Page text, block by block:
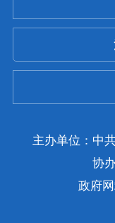
主办单位：中
协
政府